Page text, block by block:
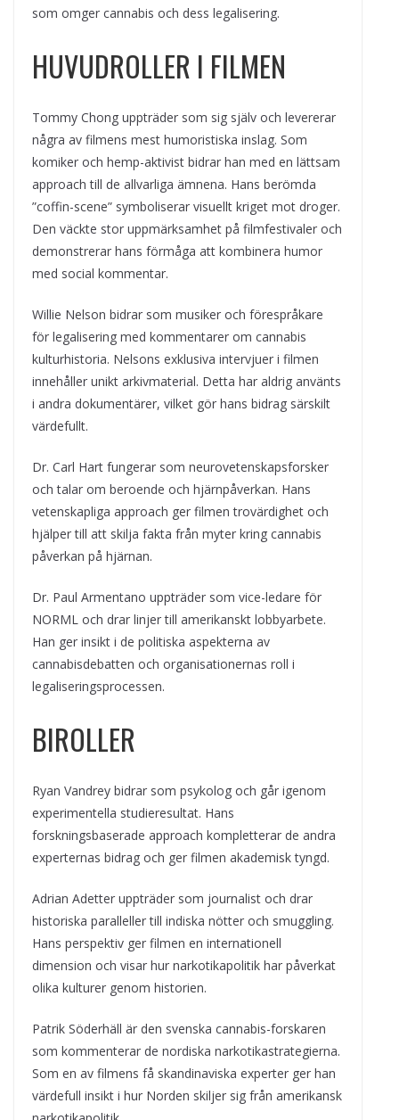
som omger cannabis och dess legalisering.
HUVUDROLLER I FILMEN
Tommy Chong uppträder som sig själv och levererar
några av filmens mest humoristiska inslag. Som
komiker och hemp-aktivist bidrar han med en lättsam
approach till de allvarliga ämnena. Hans berömda
”coffin-scene” symboliserar visuellt kriget mot droger.
Den väckte stor uppmärksamhet på filmfestivaler och
demonstrerar hans förmåga att kombinera humor
med social kommentar.
Willie Nelson bidrar som musiker och förespråkare
för legalisering med kommentarer om cannabis
kulturhistoria. Nelsons exklusiva intervjuer i filmen
innehåller unikt arkivmaterial. Detta har aldrig använts
i andra dokumentärer, vilket gör hans bidrag särskilt
värdefullt.
Dr. Carl Hart fungerar som neurovetenskapsforsker
och talar om beroende och hjärnpåverkan. Hans
vetenskapliga approach ger filmen trovärdighet och
hjälper till att skilja fakta från myter kring cannabis
påverkan på hjärnan.
Dr. Paul Armentano uppträder som vice-ledare för
NORML och drar linjer till amerikanskt lobbyarbete.
Han ger insikt i de politiska aspekterna av
cannabisdebatten och organisationernas roll i
legaliseringsprocessen.
BIROLLER
Ryan Vandrey bidrar som psykolog och går igenom
experimentella studieresultat. Hans
forskningsbaserade approach kompletterar de andra
experternas bidrag och ger filmen akademisk tyngd.
Adrian Adetter uppträder som journalist och drar
historiska paralleller till indiska nötter och smuggling.
Hans perspektiv ger filmen en internationell
dimension och visar hur narkotikapolitik har påverkat
olika kulturer genom historien.
Patrik Söderhäll är den svenska cannabis-forskaren
som kommenterar de nordiska narkotikastrategierna.
Som en av filmens få skandinaviska experter ger han
värdefull insikt i hur Norden skiljer sig från amerikansk